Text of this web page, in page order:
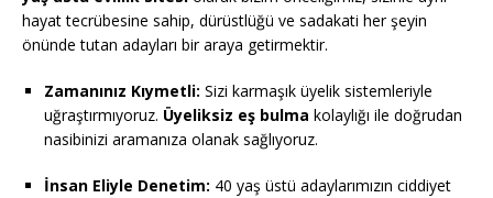
hayat tecrübesine sahip, dürüstlüğü ve sadakati her şeyin
önünde tutan adayları bir araya getirmektir.
Zamanınız Kıymetli: Sizi karmaşık üyelik sistemleriyle
uğraştırmıyoruz. Üyeliksiz eş bulma kolaylığı ile doğrudan
nasibinizi aramanıza olanak sağlıyoruz.
İnsan Eliyle Denetim: 40 yaş üstü adaylarımızın ciddiyet